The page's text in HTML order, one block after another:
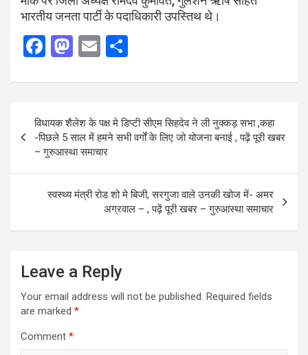
भारतीय जनता पार्टी के पदाधिकारी उपस्तिथ थे।
F
ce
o
o
k
M
st
o
d
o
n
E
ail ar
e
navigation
विधायक शैलेश के पक्ष मे डिप्टी सीएम सिहदेव ने ली नुक्कड़ सभा ,कहा
-पिछले 5 साल में हमने सभी वर्गों के लिए जो योजना बनाई , पढ़ें पूरी खबर
– गुरुआस्था समाचार
स्वस्थ्य मंत्री रोड शो मे बिजी, सरगुजा वाले उनकी खोज में- अमर
अग्रवाल – , पढ़ें पूरी खबर – गुरुआस्था समाचार
Leave a Reply
Your email address will not be published. Required fields
are marked *
Comment *